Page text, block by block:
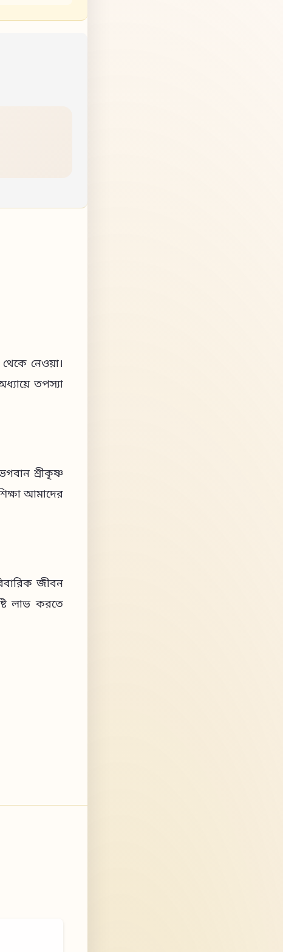
নেওয়া।
তপস্যা
শ্রীকৃষ্ণ
আমাদের
জীবন
লাভ করতে